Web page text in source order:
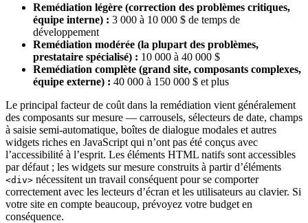
Remédiation légère (correction des problèmes critiques,
équipe interne) : 3 000 à 10 000 $ de temps de
développement
Remédiation modérée (la plupart des problèmes,
prestataire spécialisé) : 10 000 à 40 000 $
Remédiation complète (grand site, composants complexes,
équipe externe) : 40 000 à 150 000 $ et plus
Le principal facteur de coût dans la remédiation vient généralement
des composants sur mesure — carrousels, sélecteurs de date, champs
à saisie semi-automatique, boîtes de dialogue modales et autres
widgets riches en JavaScript qui n’ont pas été conçus avec
l’accessibilité à l’esprit. Les éléments HTML natifs sont accessibles
par défaut ; les widgets sur mesure construits à partir d’éléments
<div> nécessitent un travail conséquent pour se comporter
correctement avec les lecteurs d’écran et les utilisateurs au clavier. Si
votre site en compte beaucoup, prévoyez votre budget en
conséquence.